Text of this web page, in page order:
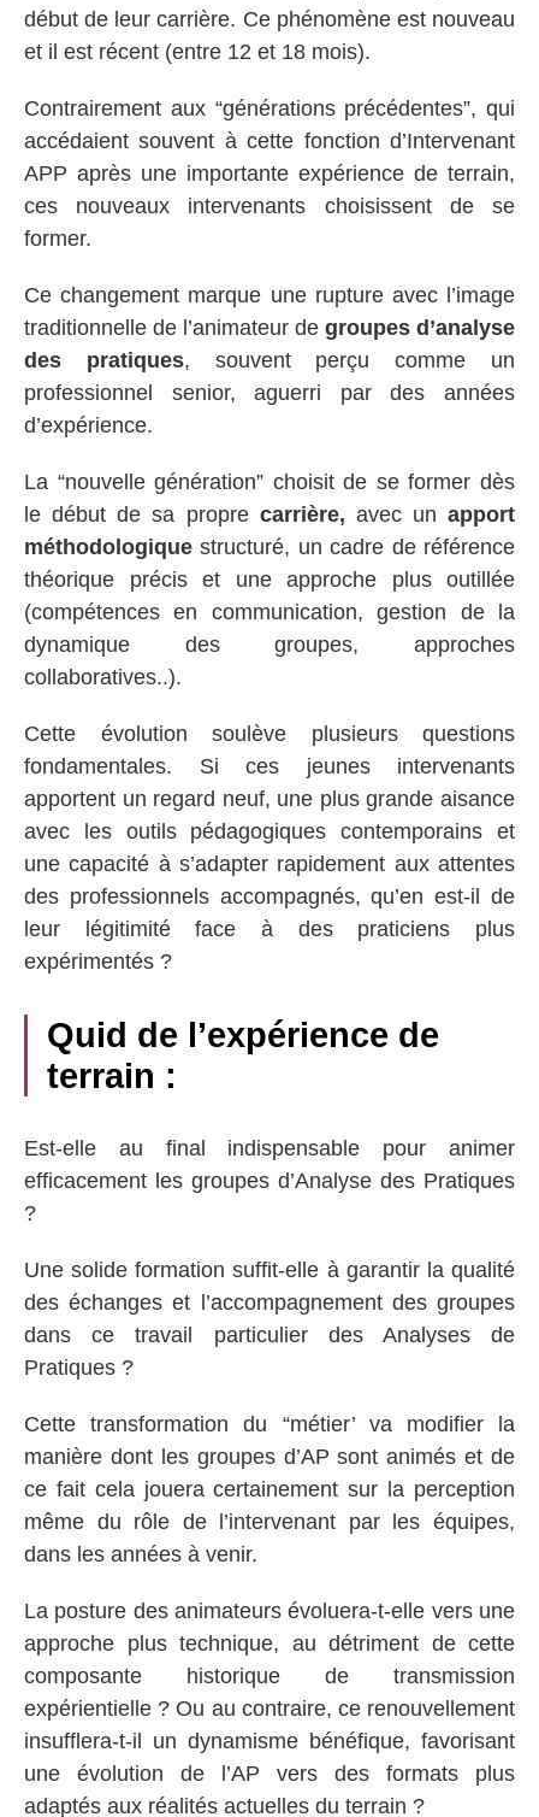
début de leur carrière. Ce phénomène est nouveau
et il est récent (entre 12 et 18 mois).
Contrairement aux “générations précédentes”, qui
accédaient souvent à cette fonction d’Intervenant
APP après une importante expérience de terrain,
ces nouveaux intervenants choisissent de se
former.
Ce changement marque une rupture avec l’image
traditionnelle de l’animateur de groupes d’analyse
des pratiques, souvent perçu comme un
professionnel senior, aguerri par des années
d’expérience.
La “nouvelle génération” choisit de se former dès
le début de sa propre carrière, avec un apport
méthodologique structuré, un cadre de référence
théorique précis et une approche plus outillée
(compétences en communication, gestion de la
dynamique des groupes, approches
collaboratives..).
Cette évolution soulève plusieurs questions
fondamentales. Si ces jeunes intervenants
apportent un regard neuf, une plus grande aisance
avec les outils pédagogiques contemporains et
une capacité à s’adapter rapidement aux attentes
des professionnels accompagnés, qu’en est-il de
leur légitimité face à des praticiens plus
expérimentés ?
Quid de l’expérience de
terrain :
Est-elle au final indispensable pour animer
efficacement les groupes d’Analyse des Pratiques
?
Une solide formation suffit-elle à garantir la qualité
des échanges et l’accompagnement des groupes
dans ce travail particulier des Analyses de
Pratiques ?
Cette transformation du “métier’ va modifier la
manière dont les groupes d’AP sont animés et de
ce fait cela jouera certainement sur la perception
même du rôle de l’intervenant par les équipes,
dans les années à venir.
La posture des animateurs évoluera-t-elle vers une
approche plus technique, au détriment de cette
composante historique de transmission
expérientielle ? Ou au contraire, ce renouvellement
insufflera-t-il un dynamisme bénéfique, favorisant
une évolution de l’AP vers des formats plus
adaptés aux réalités actuelles du terrain ?